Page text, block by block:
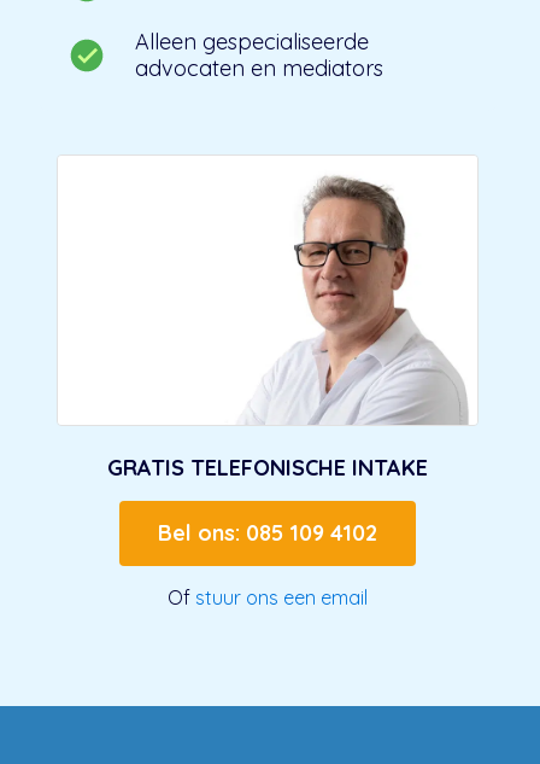
Alleen gespecialiseerde
advocaten en mediators
GRATIS TELEFONISCHE INTAKE
Bel ons: 085 109 4102
Of stuur ons een email